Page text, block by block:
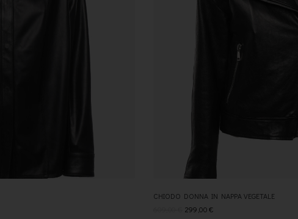
CHIODO DONNA IN NAPPA VEGETALE
299,00€